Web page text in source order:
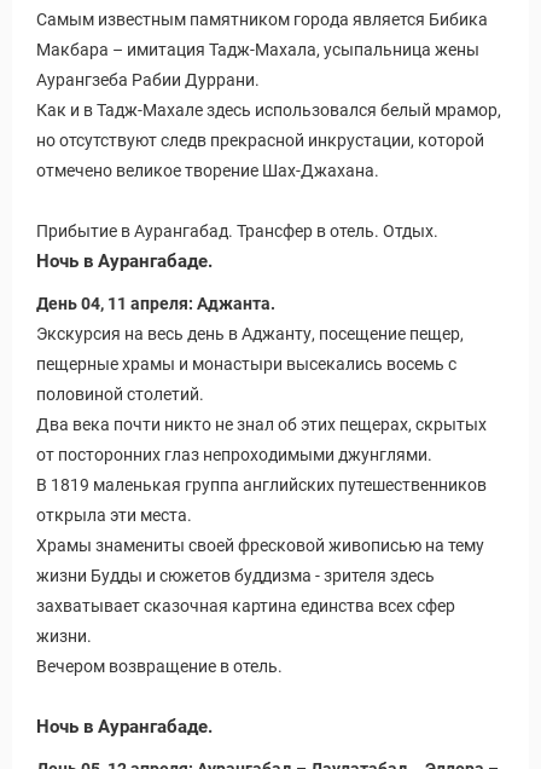
Самым известным памятником города является Бибика
Макбара – имитация Тадж-Махала, усыпальница жены
Аурангзеба Рабии Дуррани.
Как и в Тадж-Махале здесь использовался белый мрамор,
но отсутствуют следв прекрасной инкрустации, которой
отмечено великое творение Шах-Джахана.
Прибытие в Аурангабад. Трансфер в отель. Отдых.
Ночь в Аурангабаде.
День 04, 11 апреля: Аджанта.
Экскурсия на весь день в Аджанту, посещение пещер,
пещерные храмы и монастыри высекались восемь с
половиной столетий.
Два века почти никто не знал об этих пещерах, скрытых
от посторонних глаз непроходимыми джунглями.
В 1819 маленькая группа английских путешественников
открыла эти места.
Храмы знамениты своей фресковой живописью на тему
жизни Будды и сюжетов буддизма - зрителя здесь
захватывает сказочная картина единства всех сфер
жизни.
Вечером возвращение в отель.
Ночь в Аурангабаде.